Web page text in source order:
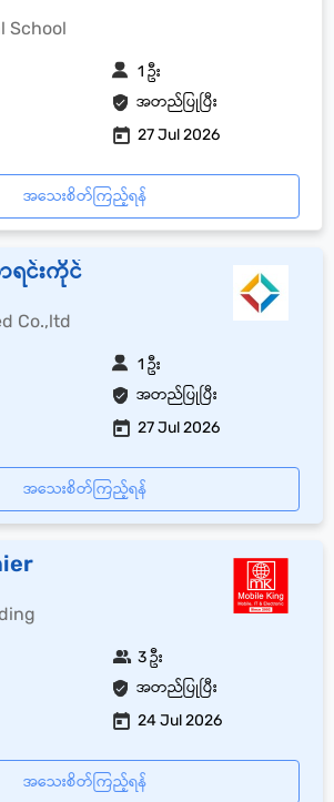
School
အတည်ပြုပြီး
1 ဦး
27 Jul 2026
အသေးစိတ်ကြည့်ရန်
င်းကိုင်
Co.,ltd
အတည်ပြုပြီး
1 ဦး
27 Jul 2026
အသေးစိတ်ကြည့်ရန်
အတည်ပြုပြီး
3 ဦး
24 Jul 2026
အသေးစိတ်ကြည့်ရန်